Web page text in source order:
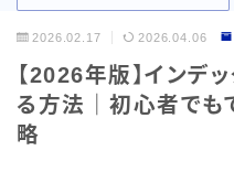
2026.02.17 2026.04.06
【2026年版】インデ
る方法｜初心者でも
略